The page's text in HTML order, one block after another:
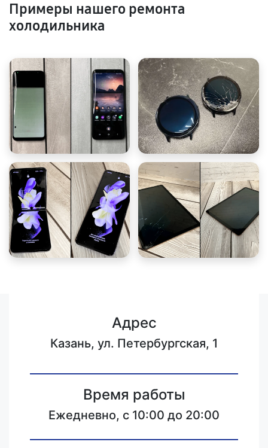
Примеры нашего ремонта
холодильника
Адрес
Казань, ул. Петербургская, 1
Время работы
Ежедневно, с 10:00 до 20:00